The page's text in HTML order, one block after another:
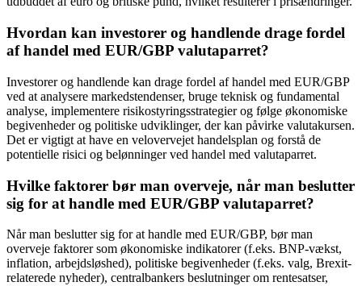
Hvordan kan investorer og handlende drage fordel
af handel med EUR/GBP valutaparret?
Investorer og handlende kan drage fordel af handel med EUR/GBP
ved at analysere markedstendenser, bruge teknisk og fundamental
analyse, implementere risikostyringsstrategier og følge økonomiske
begivenheder og politiske udviklinger, der kan påvirke valutakursen.
Det er vigtigt at have en velovervejet handelsplan og forstå de
potentielle risici og belønninger ved handel med valutaparret.
Hvilke faktorer bør man overveje, når man beslutter
sig for at handle med EUR/GBP valutaparret?
Når man beslutter sig for at handle med EUR/GBP, bør man
overveje faktorer som økonomiske indikatorer (f.eks. BNP-vækst,
inflation, arbejdsløshed), politiske begivenheder (f.eks. valg, Brexit-
relaterede nyheder), centralbankers beslutninger om rentesatser,